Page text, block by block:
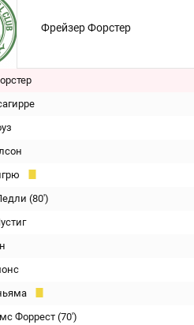
Фрейзер Форстер
(80')
Форрест (70')